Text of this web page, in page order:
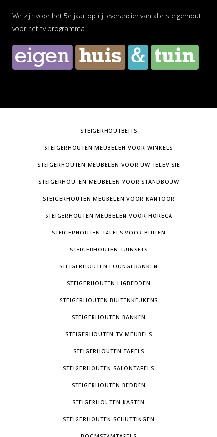
We zijn voor het 5e jaar op rij leverancier van alle steigerhout
voor het tv programma
STEIGERHOUTBEITS
STEIGERHOUTEN MEUBELEN VOOR WINKELS
STEIGERHOUTEN MEUBELEN VOOR UW TELEVISIE
STEIGERHOUTEN MEUBELEN VOOR STANDBOUW
STEIGERHOUTEN MEUBELEN VOOR KANTOOR
STEIGERHOUTEN MEUBELEN VOOR HORECA
STEIGERHOUTEN TAFELS VOOR BUITEN
STEIGERHOUTEN TUINSETS
STEIGERHOUTEN LOUNGEBANKEN
STEIGERHOUTEN LIGBEDDEN
STEIGERHOUTEN BUITENKEUKENS
STEIGERHOUTEN BANKEN
STEIGERHOUTEN TV MEUBELS
STEIGERHOUTEN TAFELS
STEIGERHOUTEN SALONTAFELS
STEIGERHOUTEN BEDDEN
STEIGERHOUTEN KASTEN
STEIGERHOUTEN SCHUTTINGEN